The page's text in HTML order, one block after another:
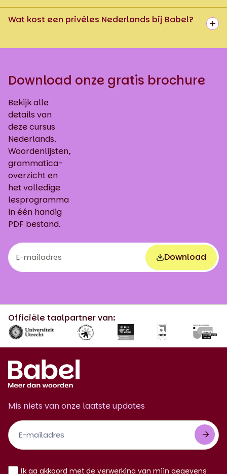
Wat kost een privéles Nederlands bij Babel?
Download onze gratis brochure
Bekijk alle
details van
deze cursus
Nederlands.
Woordenlijsten,
grammatica-
overzicht en
het volledige
lesprogramma
in één handig
PDF bestand.
Download
Form
Download
Officiële taalpartner van:
Mis niets van onze laatste updates
Footer
Newsletter
NL
Ik ga akkoord met de verwerking van mijn gegevens